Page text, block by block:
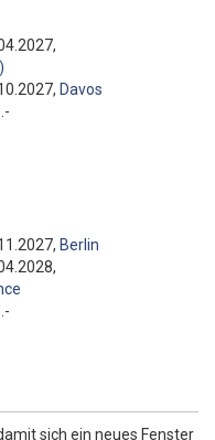
Davos
Berlin
sich ein neues Fenster